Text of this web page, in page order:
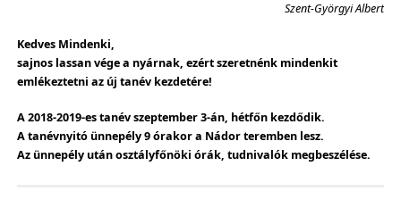
Szent-Györgyi Albert
Kedves Mindenki,
sajnos lassan vége a nyárnak, ezért szeretnénk mindenkit
emlékeztetni az új tanév kezdetére!
A 2018-2019-es tanév szeptember 3-án, hétfőn kezdődik.
A tanévnyitó ünnepély 9 órakor a Nádor teremben lesz.
Az ünnepély után osztályfőnöki órák, tudnivalók megbeszélése.